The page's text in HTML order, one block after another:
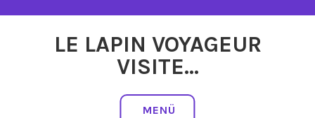
LE LAPIN VOYAGEUR
VISITE…
MENÜ